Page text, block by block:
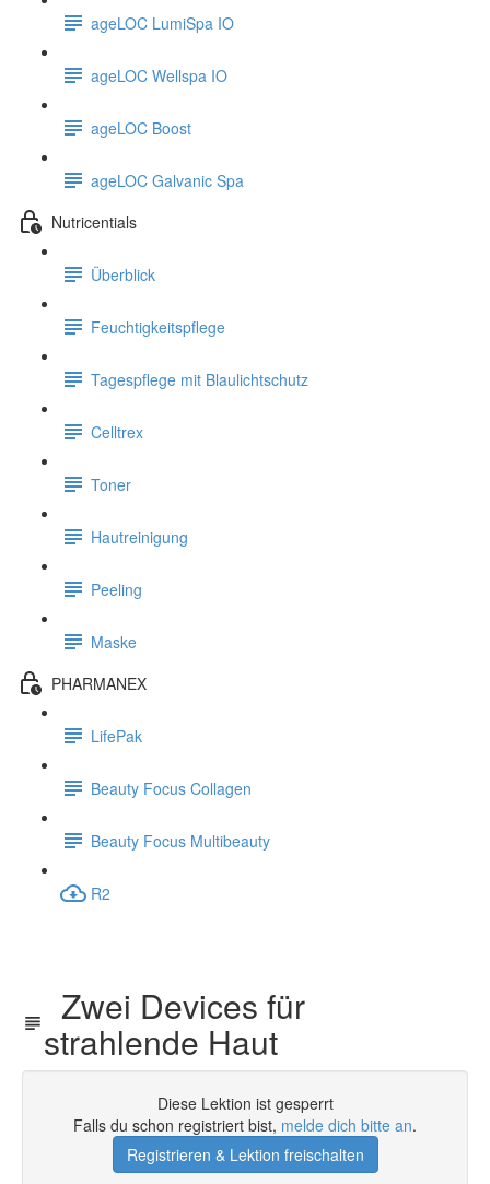
ageLOC LumiSpa IO
ageLOC Wellspa IO
ageLOC Boost
ageLOC Galvanic Spa
Nutricentials
Überblick
Feuchtigkeitspflege
Tagespflege mit Blaulichtschutz
Celltrex
Toner
Hautreinigung
Peeling
Maske
PHARMANEX
LifePak
Beauty Focus Collagen
Beauty Focus Multibeauty
R2
Zwei Devices für
strahlende Haut
Diese Lektion ist gesperrt
Falls du schon registriert bist, melde dich bitte an.
Registrieren & Lektion freischalten